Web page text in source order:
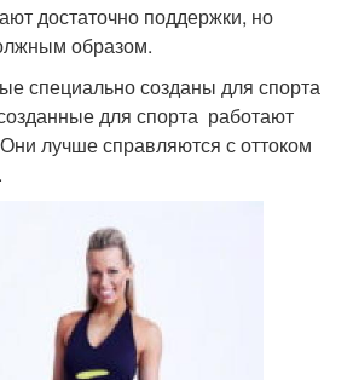
достаточно поддержки, но
образом.
специально созданы для спорта
для спорта работают
лучше справляются с оттоком